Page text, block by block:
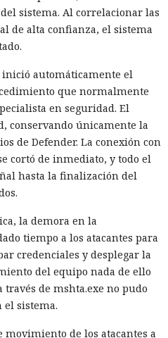
sistema. Al correlacionar las
de alta confianza, el sistema
inició automáticamente el
que normalmente
en seguridad. El
conservando únicamente la
de Defender. La conexión con
cortó de inmediato, y todo el
hasta la finalización del
la demora en la
tiempo a los atacantes para
credenciales y desplegar la
del equipo nada de ello
de mshta.exe no pudo
el sistema.
de los atacantes a